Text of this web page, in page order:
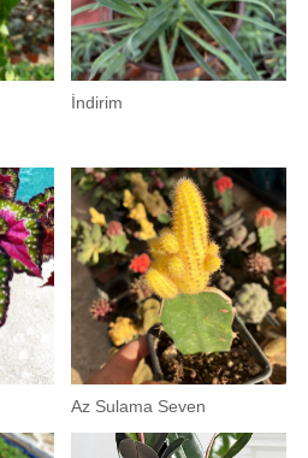
İndirim
Az Sulama Seven